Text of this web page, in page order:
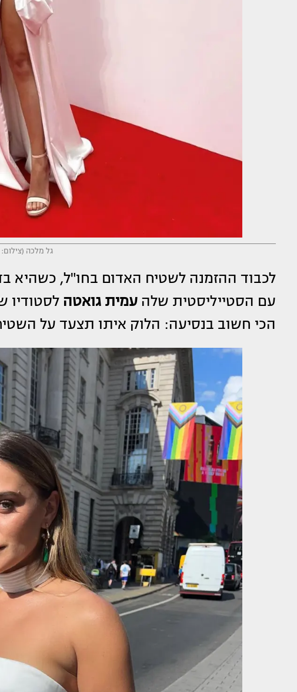
גל מלכה (צילום:
לכבוד ההזמנה לשטיח האדום בחו"ל, כשהיא
עם הסטייליסטית שלהעמית גואטה לסטודיו
הכי חשוב בנסיעה: הלוק איתו תצעד על